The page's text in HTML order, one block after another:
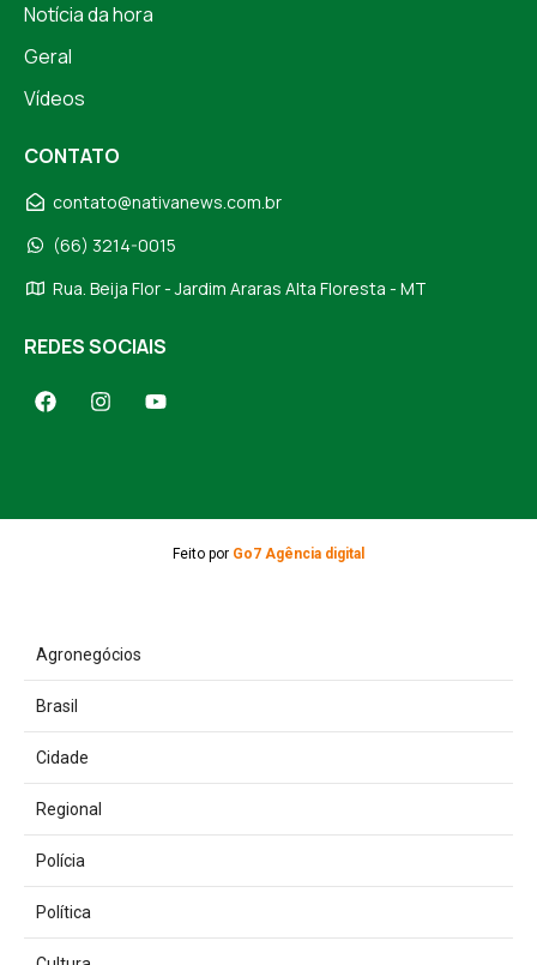
Notícia da hora
Geral
Vídeos
CONTATO
contato@nativanews.com.br
(66) 3214-0015
Rua. Beija Flor - Jardim Araras Alta Floresta - MT
REDES SOCIAIS
Feito por Go7 Agência digital
Agronegócios
Brasil
Cidade
Regional
Polícia
Política